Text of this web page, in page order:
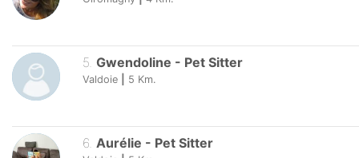
5 Gwendoline - Pet Sitter
Valdoie 5 Km.
6. Aurélie - Pet Sitter